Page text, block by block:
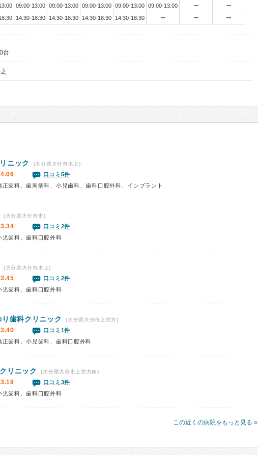
09:00-13:00 09:00-13:00 09:00-13:00 09:00-13:00 09:00-13:00 ー
ー
14:30-18:30 14:30-18:30 14:30-18:30 14:30-18:30 ー ー ー
台
ニック (大分県大分市木上)
4.06
口コミ5件
正歯科、歯周病科、小児歯科、歯科口腔外科、インプラント
(大分県大分市市)
3.34
口コミ2件
児歯科、歯科口腔外科
(大分県大分市木上)
3.45
口コミ2件
児歯科、歯科口腔外科
歯科クリニック (大分県大分市上宗方)
3.40
口コミ1件
正歯科、小児歯科、歯科口腔外科
リニック (大分県大分市上宗方南)
3.18
口コミ3件
児歯科、歯科口腔外科
この近くの病院をもっと見る »